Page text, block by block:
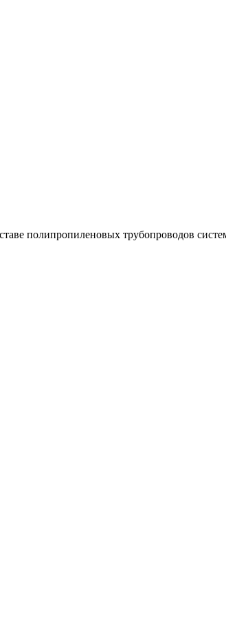
полипропиленовых трубопроводов